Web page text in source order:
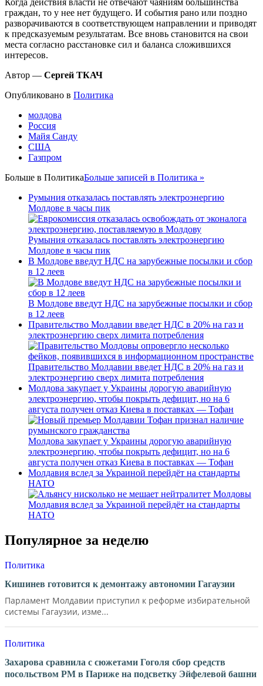
Когда действия власти не отвечают чаяниям большинства
граждан, то у нее нет будущего. И события рано или поздно
разворачиваются в соответствующем направлении и приводят
к предсказуемым результатам. Все вновь становится на свои
места согласно расстановке сил и баланса сложившихся
интересов.
Автор — Сергей ТКАЧ
Опубликовано в Политика
молдова
Россия
Майя Санду
США
Газпром
Больше в ПолитикаБольше записей в Политика »
Румыния отказалась поставлять электроэнергию
Молдове в часы пик
Румыния отказалась поставлять электроэнергию
Молдове в часы пик
В Молдове введут НДС на зарубежные посылки и сбор
в 12 леев
В Молдове введут НДС на зарубежные посылки и сбор
в 12 леев
Правительство Молдавии введет НДС в 20% на газ и
электроэнергию сверх лимита потребления
Правительство Молдавии введет НДС в 20% на газ и
электроэнергию сверх лимита потребления
Молдова закупает у Украины дорогую аварийную
электроэнергию, чтобы покрыть дефицит, но на 6
августа получен отказ Киева в поставках — Тофан
Молдова закупает у Украины дорогую аварийную
электроэнергию, чтобы покрыть дефицит, но на 6
августа получен отказ Киева в поставках — Тофан
Молдавия вслед за Украиной перейдёт на стандарты
НАТО
Молдавия вслед за Украиной перейдёт на стандарты
НАТО
Популярное за неделю
Политика
Кишинев готовится к демонтажу автономии Гагаузии
Парламент Молдавии приступил к реформе избирательной
системы Гагаузии, изме...
Политика
Захарова сравнила с сюжетами Гоголя сбор средств
посольством РМ в Париже на подсветку Эйфелевой башни